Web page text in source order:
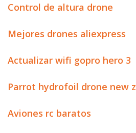
Control de altura drone
Mejores drones aliexpress
Actualizar wifi gopro hero 3
Parrot hydrofoil drone new z
Aviones rc baratos